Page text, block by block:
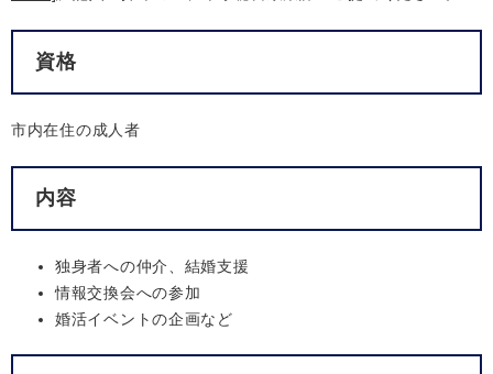
資格
市内在住の成人者
内容
独身者への仲介、結婚支援
情報交換会への参加
婚活イベントの企画など